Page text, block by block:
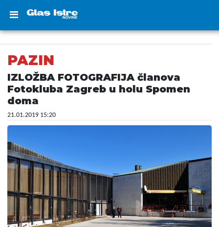
PAZIN
IZLOŽBA FOTOGRAFIJA članova
Fotokluba Zagreb u holu Spomen
doma
21.01.2019 15:20